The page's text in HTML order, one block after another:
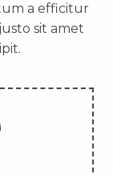
a efficitur
sit amet